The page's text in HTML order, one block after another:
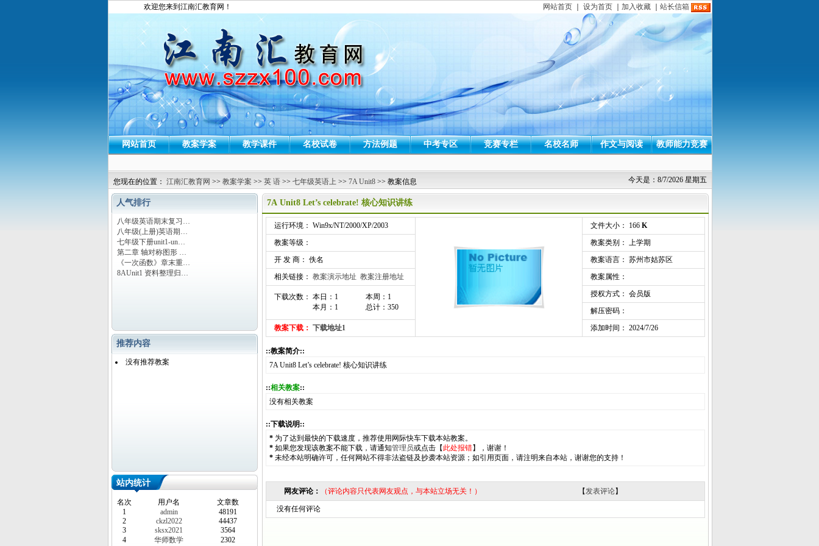
欢迎您来到江南汇教育网！ 网站首页 设为首页 加入收藏 站长信箱
网站首页 教案学案 教学课件 名校试卷 方法例题 中考专区 竞赛专栏 名校名师 作文与阅读 教师能力竞赛
今天是：8/7/2026 星期五
您现在的位置： 江南汇教育网 >> 教案学案 >> 英 语 >> 七年级英语上 >> 7A Unit8 >> 教案信息
人气排行
八年级英语期末复习…
八年级(上册)英语期…
七年级下册unit1-un…
第二章 轴对称图形 …
《一次函数》章末重…
8AUnit1 资料整理归…
推荐内容
没有推荐教案
站内统计
名次 用户名
文章数
1
admin
48191
2
ckzl2022
44437
3
sksx2021
3564
4
华师数学
2302
7A Unit8 Let’s celebrate! 核心知识讲练
运行环境： Win9x/NT/2000/XP/2003 文件大小： 166 K
教案等级：
教案类别： 上学期
开 发 商： 佚名
教案语言： 苏州市姑苏区
相关链接： 教案演示地址 教案注册地址 教案属性：
下载次数： 本日：1
本月：1
本周：1
总计：350
授权方式： 会员版
解压密码：
教案下载： 下载地址1 添加时间： 2024/7/26
::教案简介::
7A Unit8 Let’s celebrate! 核心知识讲练
::相关教案::
没有相关教案
::下载说明::
* 为了达到最快的下载速度，推荐使用网际快车下载本站教案。
* 如果您发现该教案不能下载，请通知管理员或点击【 此处报错】，谢谢！
* 未经本站明确许可，任何网站不得非法盗链及抄袭本站资源；如引用页面，请注明来自本站，谢谢您的支持！
网友评论： （评论内容只代表网友观点，与本站立场无关！） 【发表评论】
没有任何评论